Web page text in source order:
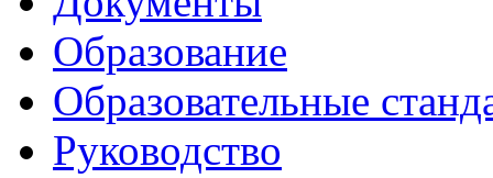
Образование
Образовательные
Руководство